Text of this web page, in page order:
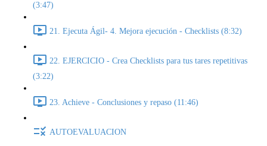
(3:47)
21. Ejecuta Ágil- 4. Mejora ejecución - Checklists (8:32)
22. EJERCICIO - Crea Checklists para tus tares repetitivas
(3:22)
23. Achieve - Conclusiones y repaso (11:46)
AUTOEVALUACION